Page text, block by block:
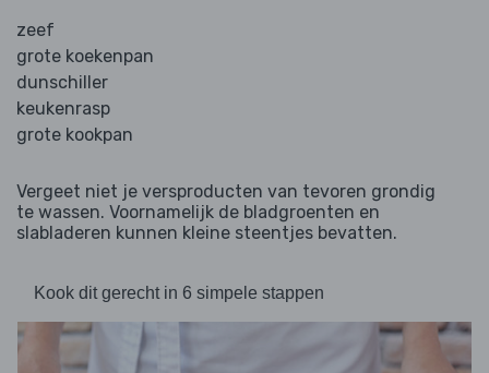
zeef
grote koekenpan
dunschiller
keukenrasp
grote kookpan
Vergeet niet je versproducten van tevoren grondig
te wassen. Voornamelijk de bladgroenten en
slabladeren kunnen kleine steentjes bevatten.
Kook dit gerecht in 6 simpele stappen